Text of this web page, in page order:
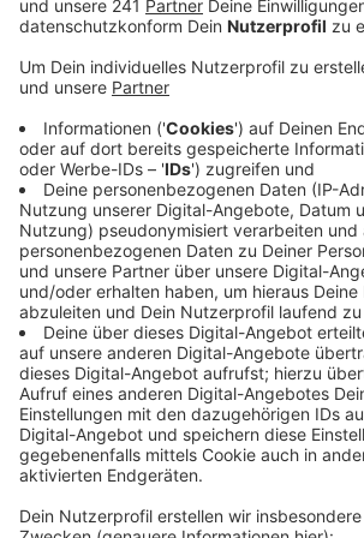
dem Stadtrat nun erste Konzepte
Veröffentlicht:Freitag, 19.05.2023 07:38
Anzeige
Demnach soll die Bonner
Stadtentwicklungsgesellschaft die
die Lupe nehmen, die der Stadt Bonn
um dort Wohnungen zu errichten oder
freizugeben. Das erste Projekt soll
zwischen Bonn und Bornheim werden.
wenig, heißt es von der Bonner CDU.
es bislang gedauert, nun soll es drei
geben - man müsse die Probleme mit
Wohnraum in Bonn ernster nehmen,